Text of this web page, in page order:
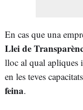
En cas que una
Llei de
lloc al qual apliques
en les teves
feina.